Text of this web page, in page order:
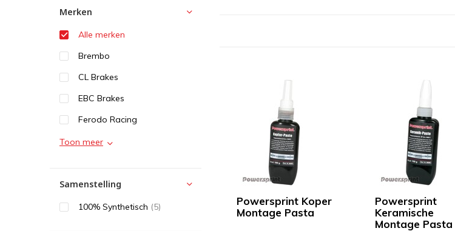
Powersprint Koper
Montage Pasta
Powersprint
Keramische
Montage Pasta
Merken
Alle merken
Brembo
CL Brakes
EBC Brakes
Ferodo Racing
Toon meer
Samenstelling
100% Synthetisch (5)